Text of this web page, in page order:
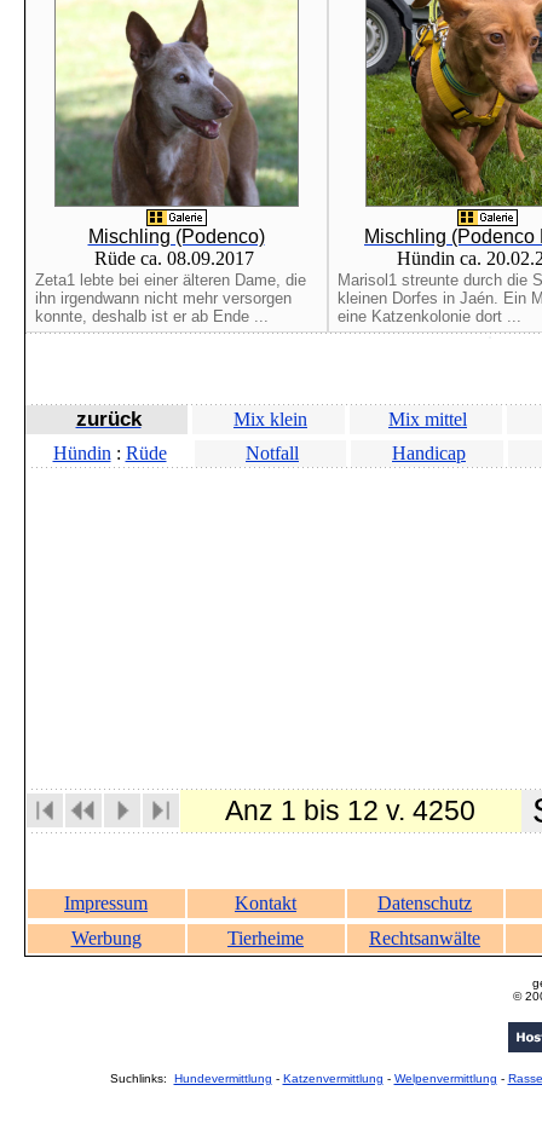
Mischling (Podenco)
Rüde ca. 08.09.2017
Zeta1 lebte bei einer älteren Dame, die
ihn irgendwann nicht mehr versorgen
konnte, deshalb ist er ab Ende ...
Mischling (Podenco
Hündin ca.
Marisol1 streunte durch die
kleinen Dorfes in Jaén. Ein
eine Katzenkolonie dort ...
zurück Mix klein
Mix mittel
Hündin : Rüde Notfall Handicap
Anz 1 bis 12 v. 4250
Impressum Kontakt
Datenschutz
Werbung
Tierheime Rechtsanwälte
©
Suchlinks: Hundevermittlung - Katzenvermittlung - Welpenvermittlung -